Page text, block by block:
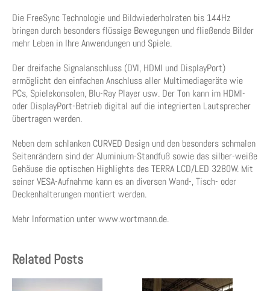
Die FreeSync Technologie und Bildwiederholraten bis 144Hz
bringen durch besonders flüssige Bewegungen und fließende Bilder
mehr Leben in Ihre Anwendungen und Spiele.
Der dreifache Signalanschluss (DVI, HDMI und DisplayPort)
ermöglicht den einfachen Anschluss aller Multimediageräte wie
PCs, Spielekonsolen, Blu-Ray Player usw. Der Ton kann im HDMI-
oder DisplayPort-Betrieb digital auf die integrierten Lautsprecher
übertragen werden.
Neben dem schlanken CURVED Design und den besonders schmalen
Seitenrändern sind der Aluminium-Standfuß sowie das silber-weiße
Gehäuse die optischen Highlights des TERRA LCD/LED 3280W. Mit
seiner VESA-Aufnahme kann es an diversen Wand-, Tisch- oder
Deckenhalterungen montiert werden.
Mehr Information unter www.wortmann.de.
Related Posts